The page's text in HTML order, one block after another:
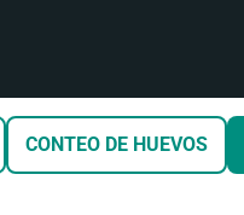
CONTEO DE HUEVOS